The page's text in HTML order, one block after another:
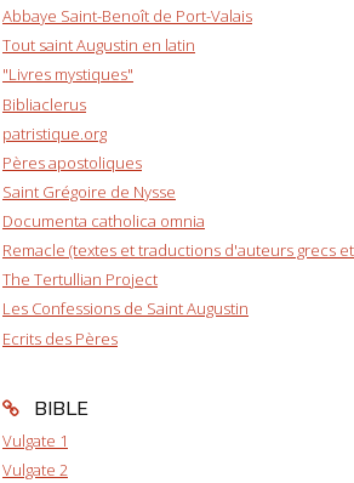
Abbaye Saint-Benoît de Port-Valais
Tout saint Augustin en latin
"Livres mystiques"
Bibliaclerus
patristique.org
Pères apostoliques
Saint Grégoire de Nysse
Documenta catholica omnia
Remacle (textes et traductions d'auteurs grecs
The Tertullian Project
Les Confessions de Saint Augustin
Ecrits des Pères
BIBLE
Vulgate 1
Vulgate 2